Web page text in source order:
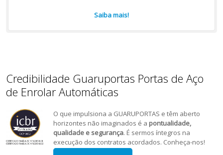
Saiba mais!
Credibilidade Guaruportas Portas de Aço
de Enrolar Automáticas
O que impulsiona a GUARUPORTAS e têm aberto
horizontes não imaginados é a pontualidade,
qualidade e segurança. É sermos íntegros na
execução dos contratos acordados. Conheça-nos!